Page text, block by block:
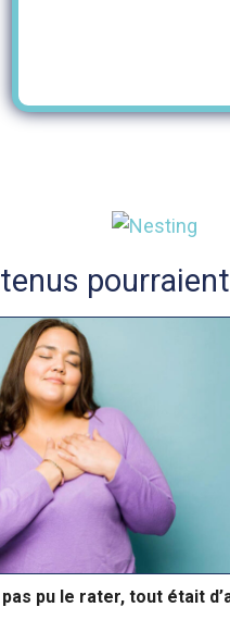
pas pu le rater, tout était